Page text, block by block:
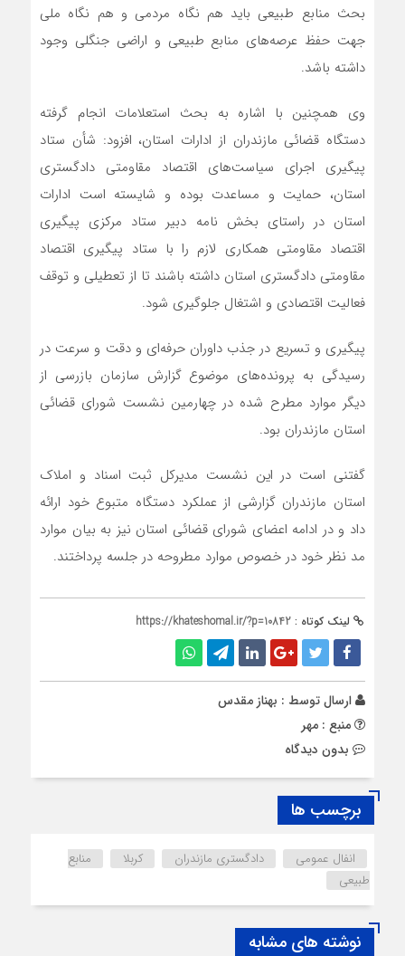
بحث منابع طبیعی باید هم نگاه مردمی و هم نگاه ملی
جهت حفظ عرصه‌های منابع طبیعی و اراضی جنگلی وجود
داشته باشد.
وی همچنین با اشاره به بحث استعلامات انجام گرفته
دستگاه قضائی مازندران از ادارات استان، افزود: شأن ستاد
پیگیری اجرای سیاست‌های اقتصاد مقاومتی دادگستری
استان، حمایت و مساعدت بوده و شایسته است ادارات
استان در راستای بخش نامه دبیر ستاد مرکزی پیگیری
اقتصاد مقاومتی همکاری لازم را با ستاد پیگیری اقتصاد
مقاومتی دادگستری استان داشته باشند تا از تعطیلی و توقف
فعالیت اقتصادی و اشتغال جلوگیری شود.
پیگیری و تسریع در جذب داوران حرفه‌ای و دقت و سرعت در
رسیدگی به پرونده‌های موضوع گزارش سازمان بازرسی از
دیگر موارد مطرح شده در چهارمین نشست شورای قضائی
استان مازندران بود.
گفتنی است در این نشست مدیرکل ثبت اسناد و املاک
استان مازندران گزارشی از عملکرد دستگاه متبوع خود ارائه
داد و در ادامه اعضای شورای قضائی استان نیز به بیان موارد
مد نظر خود در خصوص موارد مطروحه در جلسه پرداختند.
لینک کوتاه : https://khateshomal.ir/?p=10842
ارسال توسط : بهناز مقدس
منبع : مهر
بدون دیدگاه
برچسب ها
انفال عمومی دادگستری مازندران کربلا
منابع
طبیعی
نوشته های مشابه